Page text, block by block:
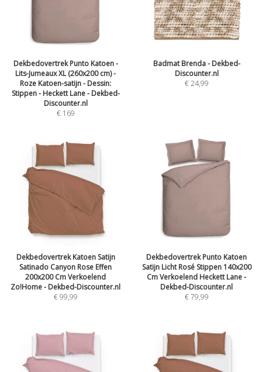
Dekbedovertrek Punto Katoen -
Lits-Jumeaux XL (260x200 cm) -
Roze Katoen-satijn - Dessin:
Stippen - Heckett Lane - Dekbed-
Discounter.nl
€ 169
Badmat Brenda - Dekbed-
Discounter.nl
€24,99
Dekbedovertrek Katoen Satijn
Satinado Canyon Rose Effen
200x200 Cm Verkoelend
Zo!Home - Dekbed-Discounter.nl
€99,99
Dekbedovertrek Punto Katoen
Satijn Licht Rosé Stippen 140x200
Cm Verkoelend Heckett Lane -
Dekbed-Discounter.nl
€79,99